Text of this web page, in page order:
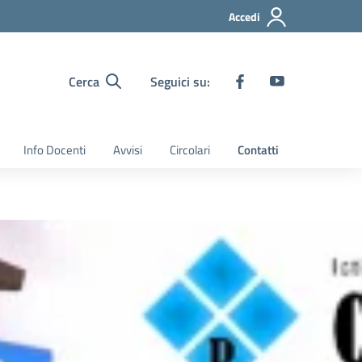
Accedi
Cerca Seguici su:
Info Docenti Avvisi Circolari Contatti